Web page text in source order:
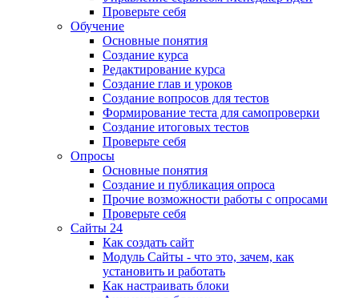
Проверьте себя
Обучение
Основные понятия
Создание курса
Редактирование курса
Создание глав и уроков
Создание вопросов для тестов
Формирование теста для самопроверки
Создание итоговых тестов
Проверьте себя
Опросы
Основные понятия
Создание и публикация опроса
Прочие возможности работы с опросами
Проверьте себя
Сайты 24
Как создать сайт
Модуль Сайты - что это, зачем, как
установить и работать
Как настраивать блоки